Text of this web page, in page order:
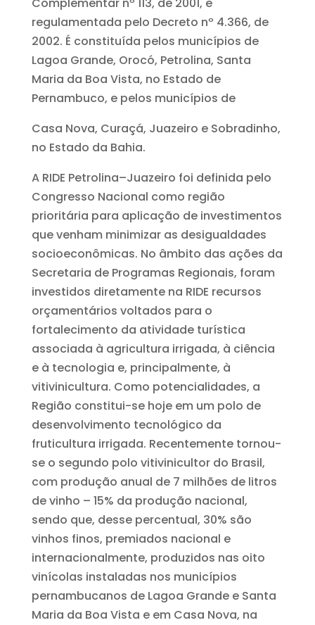
regulamentada pelo Decreto nº 4.366, de
2002. É constituída pelos municípios de
Lagoa Grande, Orocó, Petrolina, Santa
Maria da Boa Vista, no Estado de
Pernambuco, e pelos municípios de
Casa Nova, Curaçá, Juazeiro e Sobradinho,
no Estado da Bahia.
A RIDE Petrolina–Juazeiro foi definida pelo
Congresso Nacional como região
prioritária para aplicação de investimentos
que venham minimizar as desigualdades
socioeconômicas. No âmbito das ações da
Secretaria de Programas Regionais, foram
investidos diretamente na RIDE recursos
orçamentários voltados para o
fortalecimento da atividade turística
associada à agricultura irrigada, à ciência
e à tecnologia e, principalmente, à
vitivinicultura. Como potencialidades, a
Região constitui-se hoje em um polo de
desenvolvimento tecnológico da
fruticultura irrigada. Recentemente tornou-
se o segundo polo vitivinicultor do Brasil,
com produção anual de 7 milhões de litros
de vinho – 15% da produção nacional,
sendo que, desse percentual, 30% são
vinhos finos, premiados nacional e
internacionalmente, produzidos nas oito
vinícolas instaladas nos municípios
pernambucanos de Lagoa Grande e Santa
Maria da Boa Vista e em Casa Nova, na